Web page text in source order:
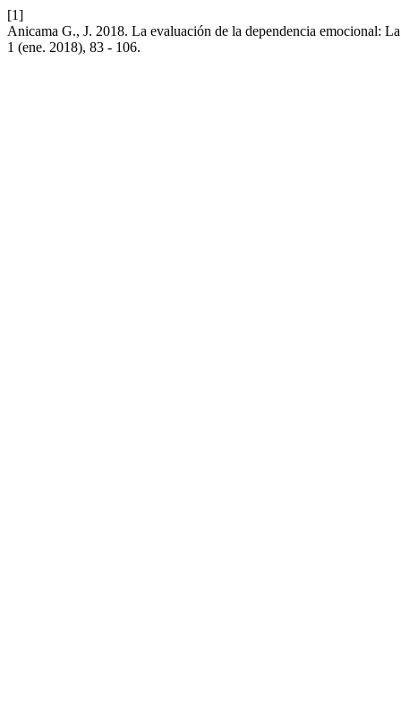
[1]
Anicama G., J. 2018. La evaluación de la dependencia emocional:
1 (ene. 2018), 83 - 106.